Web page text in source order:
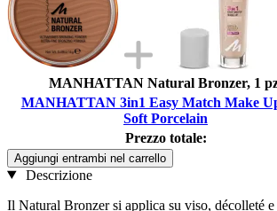
MANHATTAN Natural Bronzer, 1
MANHATTAN 3in1 Easy Match Make
Soft Porcelain
Prezzo totale:
Aggiungi entrambi nel carrello
Descrizione
Il Natural Bronzer si applica su viso, décolleté